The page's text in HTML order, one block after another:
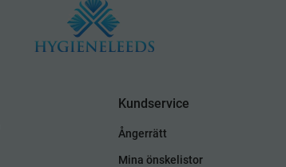
Kundservice
Ångerrätt
Mina önskelistor